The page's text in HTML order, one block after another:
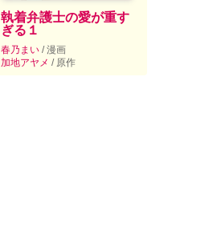
執着弁護士の愛が重す
ぎる１
春乃まい / 漫画
加地アヤメ / 原作